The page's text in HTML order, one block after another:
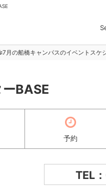
の船橋キャンパスのイベントスケ
BASE
予約
TEL